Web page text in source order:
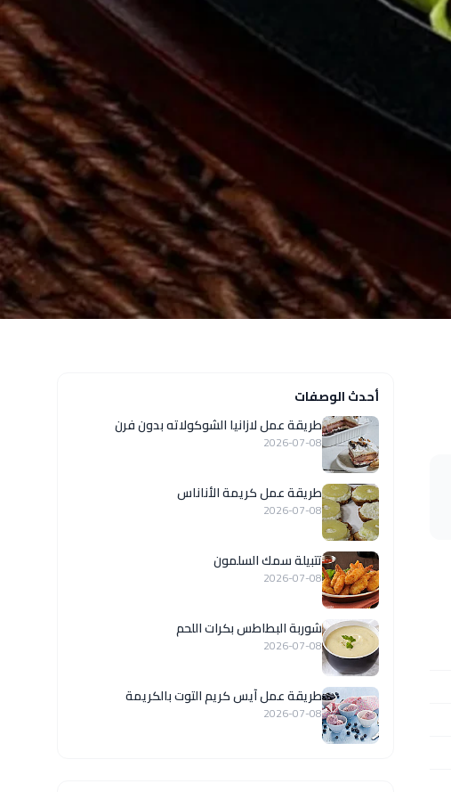
أحدث الوصفات
طريقة عمل لازانيا الشوكولاته بدون فرن
2026-07-08
طريقة عمل كريمة الأناناس
2026-07-08
تتبيلة سمك السلمون
2026-07-08
شوربة البطاطس بكرات اللحم
2026-07-08
طريقة عمل آيس كريم التوت بالكريمة
2026-07-08